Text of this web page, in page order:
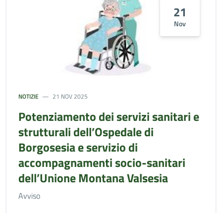
21
Nov
NOTIZIE 21 NOV 2025
Potenziamento dei servizi sanitari e
strutturali dell’Ospedale di
Borgosesia e servizio di
accompagnamenti socio-sanitari
dell’Unione Montana Valsesia
Avviso